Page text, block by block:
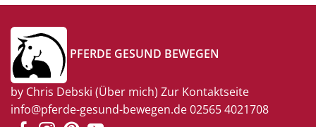
PFERDE GESUND BEWEGEN
by Chris Debski (Über mich) Zur Kontaktseite
info@pferde-gesund-bewegen.de02565 4021708